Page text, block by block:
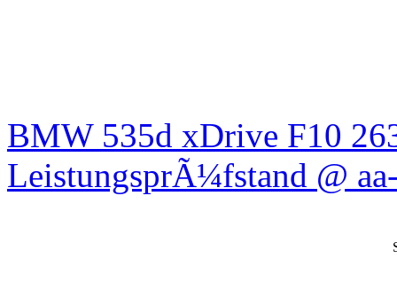
BMW 535d xDrive F10
LeistungsprÃ¼fstand @